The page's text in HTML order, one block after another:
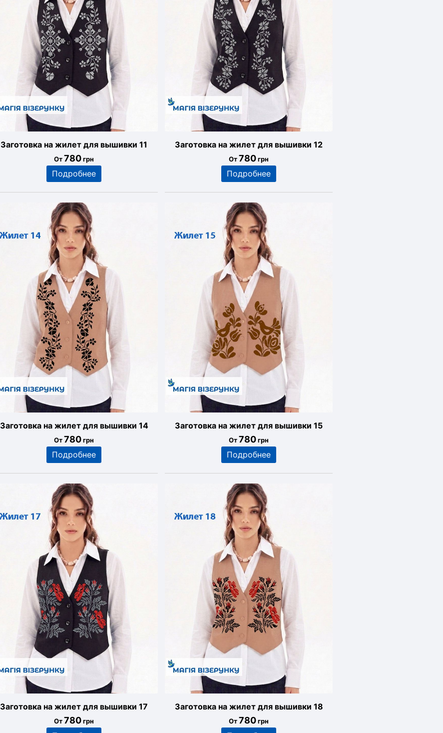
Заготовка на жилет для вышивки 11
От780грн
Подробнее
Заготовка на жилет для вышивки 12
От780грн
Подробнее
Заготовка на жилет для вышивки 14
От780грн
Подробнее
Заготовка на жилет для вышивки 15
От780грн
Подробнее
Заготовка на жилет для вышивки 17
От780грн
Заготовка на жилет для вышивки 18
От780грн